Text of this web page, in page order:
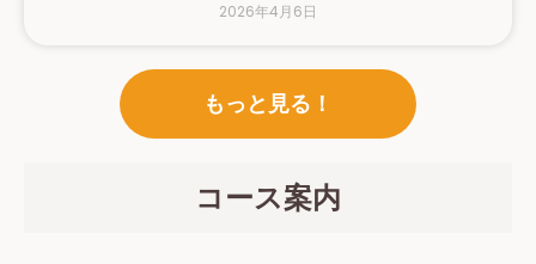
2026年4月6日
もっと見る！
コース案内